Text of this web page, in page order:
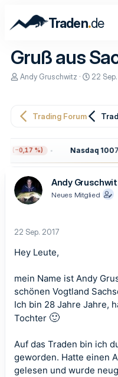
Traden.de
Gruß aus
E
e
r
Andy Gruschwitz
E
e
a
m
22
Trading Forum
(−0,17 %) Nasdaq 100
Andy
Neues Mitglied
22 Sep. 2017
Hey Leute,
mein Name ist Andy
schönen Vogtland
Ich bin 28 Jahre Jahre,
Tochter 🙂
Auf das Traden bin ich
geworden. Hatte einen
gelesen und wurde